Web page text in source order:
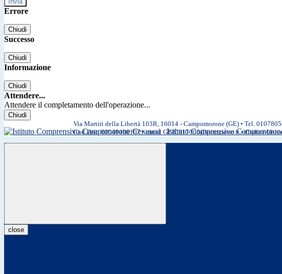
Errore
Chiudi
Successo
Chiudi
Informazione
Chiudi
Attendere...
Attendere il completamento dell'operazione...
Chiudi
Istituto Comprensivo
Via Martiri della Libertà 103R, 16014 - Campomorone (GE) • Tel.
Cod.Fisc. 80049490107 • email GEIC817003@istruzione.it • Codice
close